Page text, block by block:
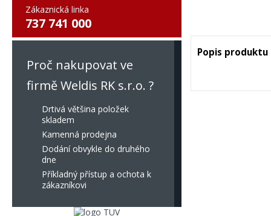
Zákaznická linka
737 741 000
Proč nakupovat ve
firmě Weldis RK s.r.o. ?
Drtivá většina položek
skladem
Kamenná prodejna
Dodání obvykle do druhého
dne
Příkladný přístup a ochota k
zákazníkovi
Popis produktu